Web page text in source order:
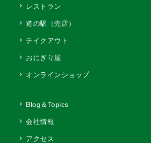
レストラン
道の駅（売店）
テイクアウト
おにぎり屋
オンラインショップ
Blog＆Topics
会社情報
アクセス